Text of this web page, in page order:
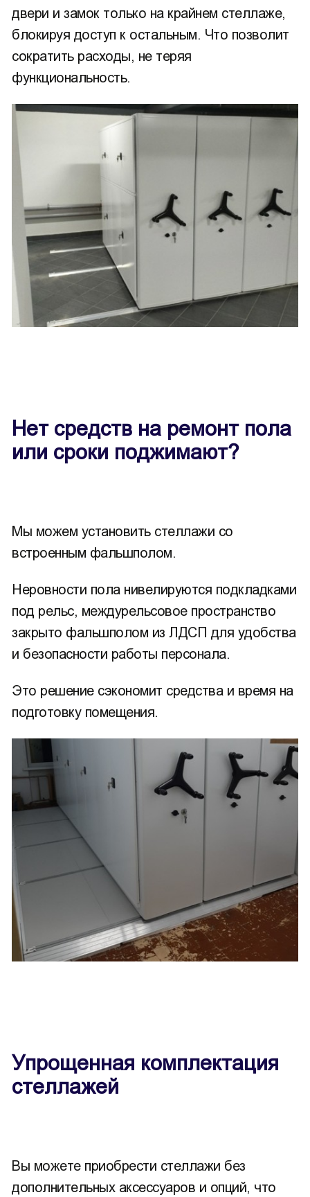
двери и замок только на крайнем стеллаже,
блокируя доступ к остальным. Что позволит
сократить расходы, не теряя
функциональность.
Нет средств на ремонт пола
или сроки поджимают?
Мы можем установить стеллажи со
встроенным фальшполом.
Неровности пола нивелируются подкладками
под рельс, междурельсовое пространство
закрыто фальшполом из ЛДСП для удобства
и безопасности работы персонала.
Это решение сэкономит средства и время на
подготовку помещения.
Упрощенная комплектация
стеллажей
Вы можете приобрести стеллажи без
дополнительных аксессуаров и опций, что